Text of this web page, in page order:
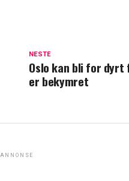
NESTE
Oslo kan bli for dyrt
er bekymret
ANNONSE